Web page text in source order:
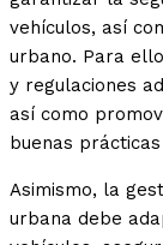
vehículos, así
urbano. Para
y regulaciones
así como
buenas
Asimismo, la
urbana debe